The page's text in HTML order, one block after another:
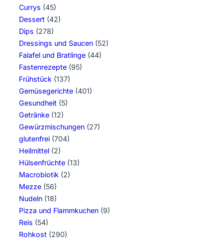
Currys (45)
Dessert (42)
Dips (278)
Dressings und Saucen (52)
Falafel und Bratlinge (44)
Fastenrezepte (95)
Frühstück (137)
Gemüsegerichte (401)
Gesundheit (5)
Getränke (12)
Gewürzmischungen (27)
glutenfrei (704)
Heilmittel (2)
Hülsenfrüchte (13)
Macrobiotik (2)
Mezze (56)
Nudeln (18)
Pizza und Flammkuchen (9)
Reis (54)
Rohkost (290)